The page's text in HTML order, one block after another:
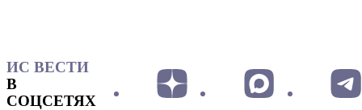
ИС ВЕСТИ
В
СОЦСЕТЯХ